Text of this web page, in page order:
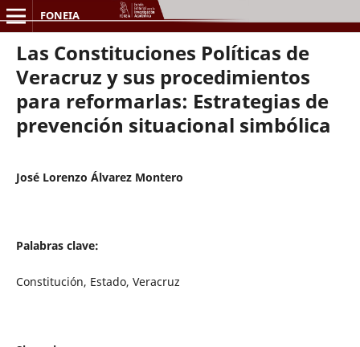
FONEIA
Las Constituciones Políticas de
Veracruz y sus procedimientos
para reformarlas: Estrategias de
prevención situacional simbólica
José Lorenzo Álvarez Montero
Palabras clave:
Constitución, Estado, Veracruz